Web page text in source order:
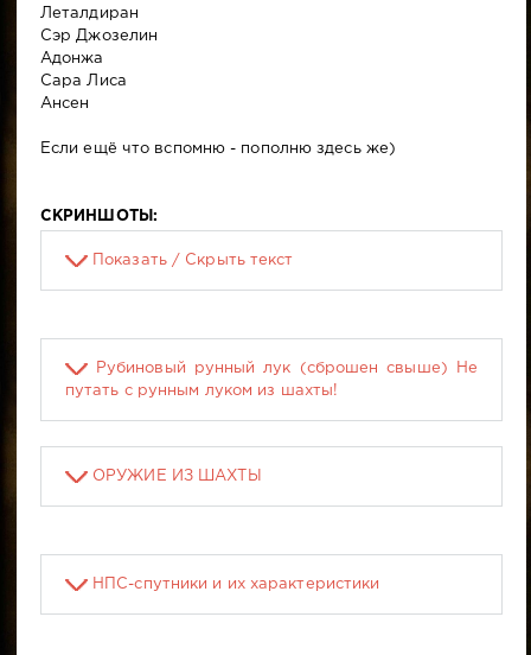
Леталдиран
Сэр Джозелин
Адонжа
Сара Лиса
Ансен
Если ещё что вспомню - пополню здесь же)
СКРИНШОТЫ:
Показать / Скрыть текст
Рубиновый рунный лук (сброшен свыше) Не
путать с рунным луком из шахты!
ОРУЖИЕ ИЗ ШАХТЫ
НПС-спутники и их характеристики